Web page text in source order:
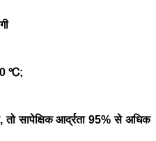
℃;
सापेक्षिक आर्द्रता 95% से अधिक